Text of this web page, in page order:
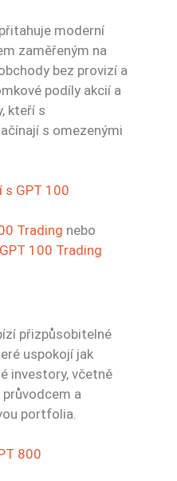
přitahuje moderní
zaměřeným na
bez provizí a
podíly akcií a
kteří s
s omezenými
s GPT 100
Trading nebo
100 Trading
přizpůsobitelné
uspokojí jak
investory, včetně
a
portfolia.
800